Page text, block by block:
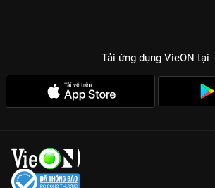
Tải ứng dụng VieON tại